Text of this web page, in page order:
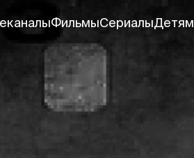
ФильмыСериалыДетям